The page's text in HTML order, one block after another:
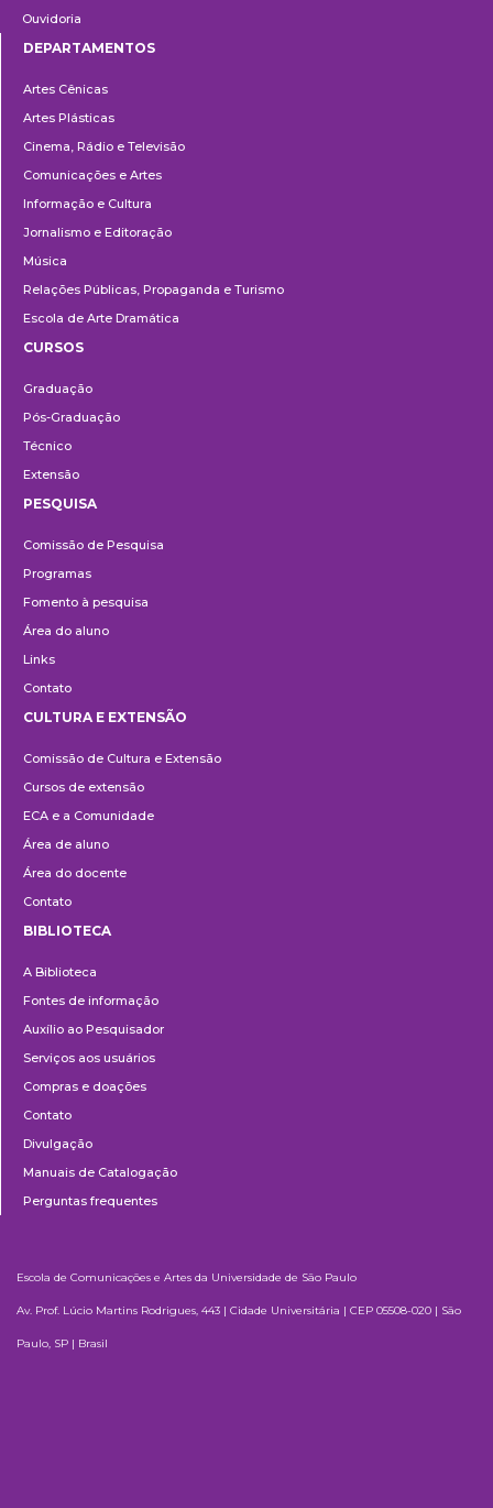
Ouvidoria
DEPARTAMENTOS
Artes Cênicas
Artes Plásticas
Cinema, Rádio e Televisão
Comunicações e Artes
Informação e Cultura
Jornalismo e Editoração
Música
Relações Públicas, Propaganda e Turismo
Escola de Arte Dramática
CURSOS
Graduação
Pós-Graduação
Técnico
Extensão
PESQUISA
Comissão de Pesquisa
Programas
Fomento à pesquisa
Área do aluno
Links
Contato
e
Extensão
CULTURA E EXTENSÃO
Comissão de Cultura e Extensão
Cursos de extensão
ECA e a Comunidade
Área de aluno
Área do docente
Contato
BIBLIOTECA
A Biblioteca
Fontes de informação
Auxílio ao Pesquisador
Serviços aos usuários
Compras e doações
Contato
Divulgação
Manuais de Catalogação
Perguntas frequentes
Escola de Comunicações e Artes da Universidade de São Paulo
Av. Prof. Lúcio Martins Rodrigues, 443 | Cidade Universitária | CEP 05508-020 | São
Paulo, SP | Brasil